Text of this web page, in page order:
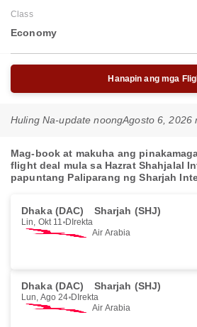
Class
Economy
Hanapin ang mga
Huling Na-update noongAgosto 6, 2026
Mag-book at makuha ang
flight deal mula sa Hazrat Shahjalal
papuntang Paliparang ng Sharjah
Dhaka (DAC) Sharjah (SHJ)
Lin, Okt 11 DIrekta
Air Arabia
Dhaka (DAC) Sharjah (SHJ)
Lun, Ago 24 DIrekta
Air Arabia